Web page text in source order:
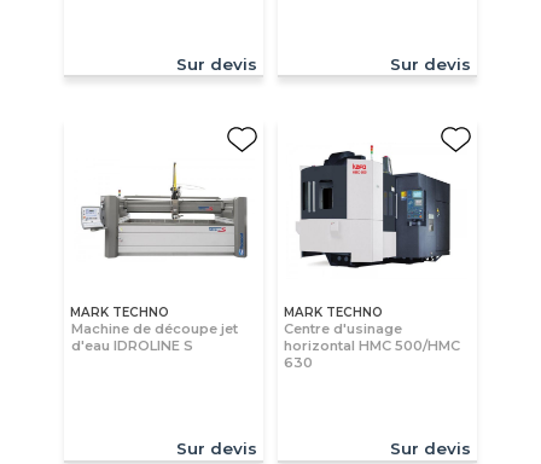
Sur devis Sur devis
MARK TECHNO
Machine de découpe jet
d'eau IDROLINE S
Sur devis
MARK TECHNO
Centre d'usinage
horizontal HMC 500/HMC
630
Sur devis